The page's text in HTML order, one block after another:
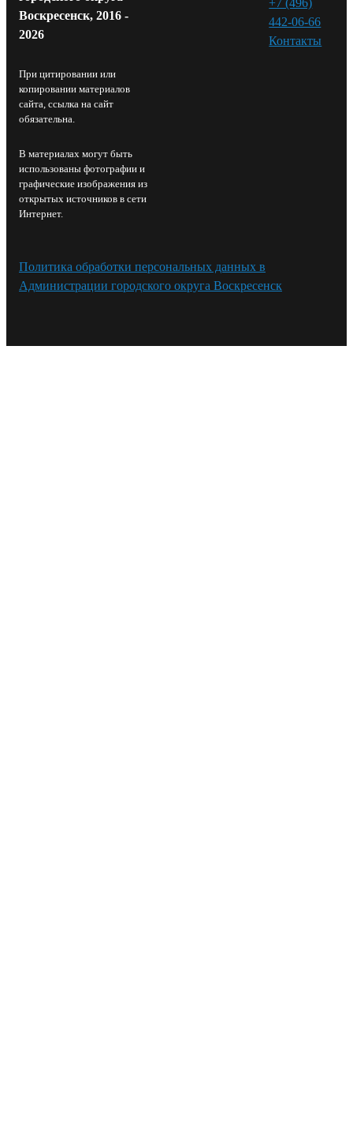
Воскресенск, 2016 -
2026
При цитировании или
копировании материалов
сайта, ссылка на сайт
обязательна.
В материалах могут быть
использованы фотографии и
графические изображения из
открытых источников в сети
Интернет.
442-06-66
Контакты⁠
Политика обработки персональных данных в
Администрации городского округа Воскресенск